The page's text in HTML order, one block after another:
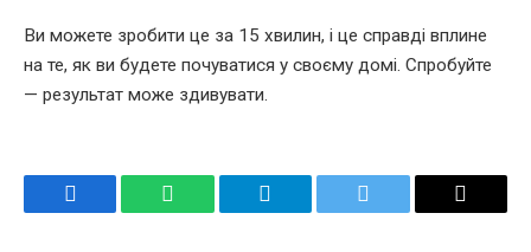
Ви можете зробити це за 15 хвилин, і це справді вплине
на те, як ви будете почуватися у своєму домі. Спробуйте
— результат може здивувати.
Facebook WhatsApp Telegram Twitter Email